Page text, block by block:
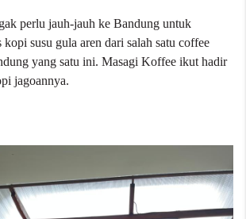
perlu jauh-jauh ke Bandung untuk
kopi susu gula aren dari salah satu coffee
yang satu ini. Masagi Koffee ikut hadir
jagoannya.